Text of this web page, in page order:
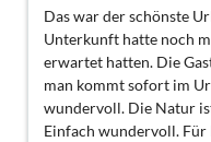
Das war der schönste
Unterkunft hatte noch
erwartet hatten. Die
man kommt sofort im
wundervoll. Die Natur
Einfach wundervoll.